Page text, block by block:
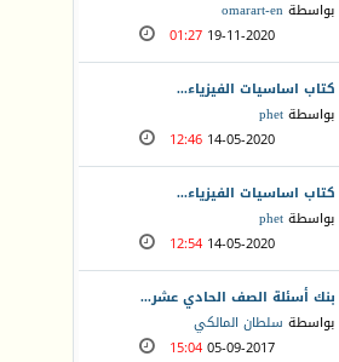
بواسطةomarart-en
19-11-2020
01:27
كتاب اساسيات الفيزياء...
بواسطةphet
14-05-2020
12:46
كتاب اساسيات الفيزياء...
بواسطةphet
14-05-2020
12:54
بنك أسئلة الصف الحادي عشر...
بواسطة سلطان المالكي
05-09-2017
15:04